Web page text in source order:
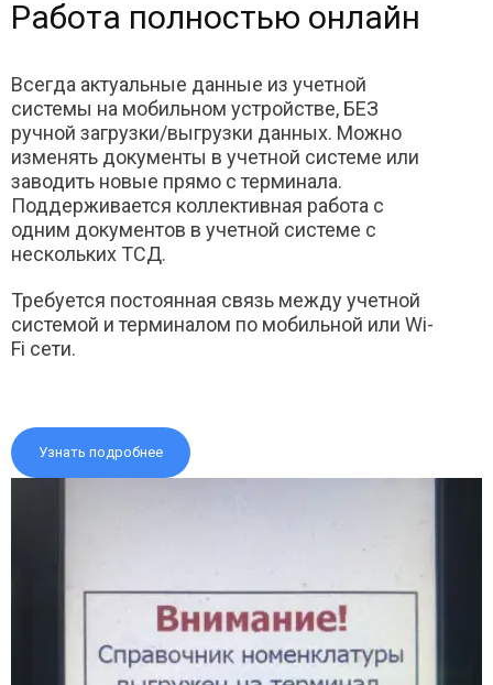
Работа полностью онлайн
Всегда актуальные данные из учетной
системы на мобильном устройстве, БЕЗ
ручной загрузки/выгрузки данных. Можно
изменять документы в учетной системе или
заводить новые прямо с терминала.
Поддерживается коллективная работа с
одним документов в учетной системе с
нескольких ТСД.
Требуется постоянная связь между учетной
системой и терминалом по мобильной или Wi-
Fi сети.
Узнать подробнее